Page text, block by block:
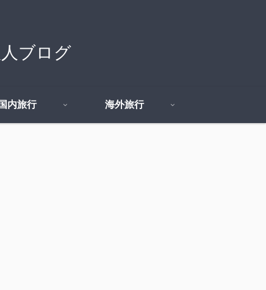
ブログ
国内旅行 海外旅行